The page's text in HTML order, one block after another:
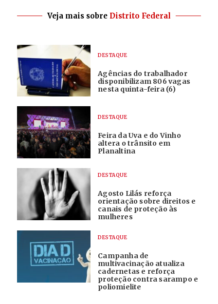
Veja mais sobre Distrito Federal
DESTAQUE
Agências do trabalhador
disponibilizam 806 vagas
nesta quinta-feira (6)
DESTAQUE
Feira da Uva e do Vinho
altera o trânsito em
Planaltina
DESTAQUE
Agosto Lilás reforça
orientação sobre direitos e
canais de proteção às
mulheres
DESTAQUE
Campanha de
multivacinação atualiza
cadernetas e reforça
proteção contra sarampo e
poliomielite